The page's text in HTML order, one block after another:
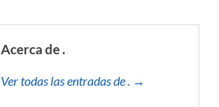
Acerca de .
Ver todas las entradas de . →